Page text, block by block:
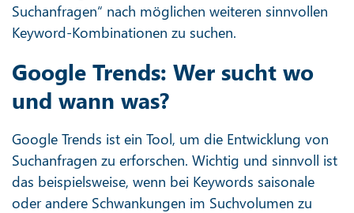
Suchanfragen“ nach möglichen weiteren sinnvollen
Keyword-Kombinationen zu suchen.
Google Trends: Wer sucht wo
und wann was?
Google Trends ist ein Tool, um die Entwicklung von
Suchanfragen zu erforschen. Wichtig und sinnvoll ist
das beispielsweise, wenn bei Keywords saisonale
oder andere Schwankungen im Suchvolumen zu